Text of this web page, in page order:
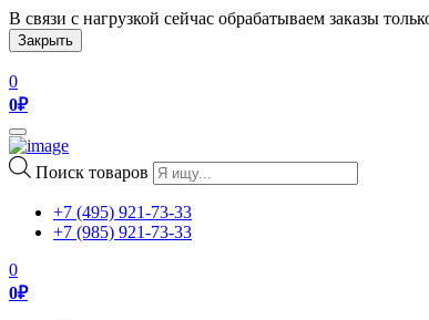
В связи с нагрузкой сейчас обрабатываем заказы
Закрыть
0
0₽
Toggle
navigation
Поиск товаров
+7 (495) 921-73-33
+7 (985) 921-73-33
0
0₽